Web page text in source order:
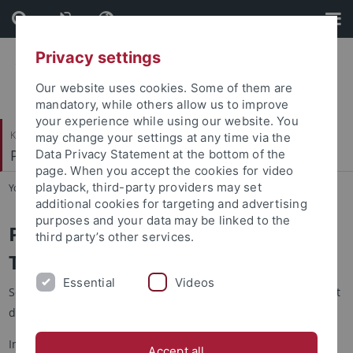
Skip
to
content
Skip
to
footer
Katholisch-Theologische Fakultät
Philosophische Grundfragen der Theologie
You are here: Startseite ... Lehrstuhl
Philosophische Grundfragen der
Theologie
Seit der Emeritierung von Prof. Brachtendorf am 30.09.2025 ist
der Lehrstuhl vakant.
Im WS 2025/26 besteht das Lehrangebot aus den Online-
Privacy settings
Our website uses cookies. Some of them are
mandatory, while others allow us to improve
your experience while using our website. You
may change your settings at any time via the
Data Privacy Statement at the bottom of the
page. When you accept the cookies for video
playback, third-party providers may set
additional cookies for targeting and advertising
purposes and your data may be linked to the
third party’s other services.
Essential Videos